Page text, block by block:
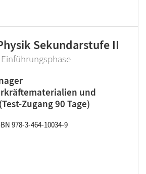
Sekundarstufe II
Einführungsphase
und
Zugang 90 Tage)
978-3-464-10034-9